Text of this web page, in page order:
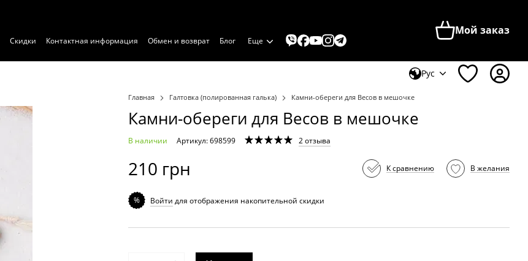
Скидки Контактная информация Обмен и возврат Блог Еще
Мой заказ
Рус
Главная Галтовка (полированная галька) Камни-обереги для Весов в мешочке
Камни-обереги для Весов в мешочке
В наличии Артикул: 698599 2 отзыва
210 грн К сравнению В желания
% Войти для отображения накопительной скидки